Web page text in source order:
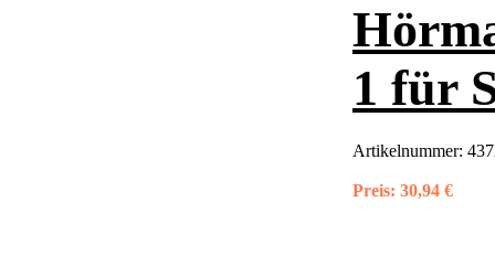
1 für
Artikelnummer:
Preis: 30,94 €